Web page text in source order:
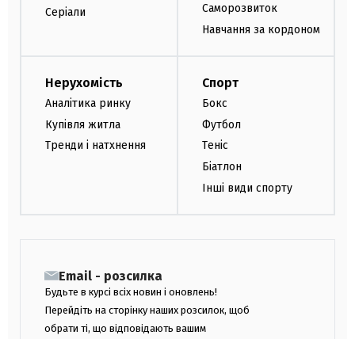
Серіали
Саморозвиток
Навчання за кордоном
Нерухомість
Аналітика ринку
Купівля житла
Тренди і натхнення
Спорт
Бокс
Футбол
Теніс
Біатлон
Інші види спорту
Email - розсилка
Будьте в курсі всіх новин і оновлень!
Перейдіть на сторінку наших розсилок, щоб
обрати ті, що відповідають вашим